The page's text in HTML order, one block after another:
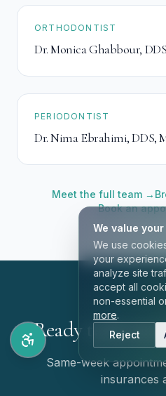
ORTHODONTIST
Dr. Monica Ghabbour, DDS
PERIODONTIST
Dr. Nima Ebrahimi,DDS,
Meet the full team →
Book an
Ready to be
Same-week
insurances
We value
We use
your
analyze site
accept all
non-essential
more.
Reject